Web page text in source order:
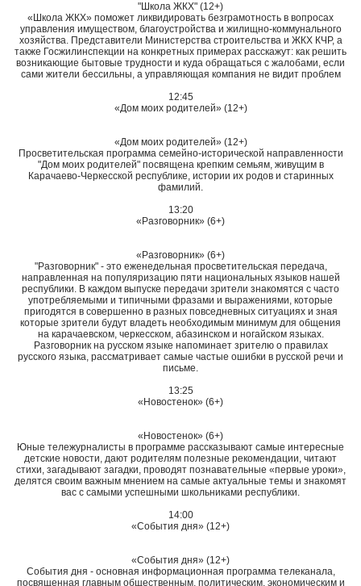
"Школа ЖКХ" (12+)
«Школа ЖКХ» поможет ликвидировать безграмотность в вопросах
управления имуществом, благоустройства и жилищно-коммунального
хозяйства. Представители Министерства строительства и ЖКХ КЧР, а
также Госжилинспекции на конкретных примерах расскажут: как решить
возникающие бытовые трудности и куда обращаться с жалобами, если
сами жители бессильны, а управляющая компания не видит проблем
12:45
«Дом моих родителей» (12+)
«Дом моих родителей» (12+)
Просветительская программа семейно-исторической направленности
"Дом моих родителей" посвящена крепким семьям, живущим в
Карачаево-Черкесской республике, истории их родов и старинных
фамилий.
13:20
«Разговорник» (6+)
«Разговорник» (6+)
"Разговорник" - это еженедельная просветительская передача,
направленная на популяризацию пяти национальных языков нашей
республики. В каждом выпуске передачи зрители знакомятся с часто
употребляемыми и типичными фразами и выражениями, которые
пригодятся в совершенно в разных повседневных ситуациях и зная
которые зрители будут владеть необходимым минимум для общения
на карачаевском, черкесском, абазинском и ногайском языках.
Разговорник на русском языке напоминает зрителю о правилах
русского языка, рассматривает самые частые ошибки в русской речи и
письме.
13:25
«Новостенок» (6+)
«Новостенок» (6+)
Юные тележурналисты в программе рассказывают самые интересные
детские новости, дают родителям полезные рекомендации, читают
стихи, загадывают загадки, проводят познавательные «первые уроки»,
делятся своим важным мнением на самые актуальные темы и знакомят
вас с самыми успешными школьниками республики.
14:00
«События дня» (12+)
«События дня» (12+)
События дня - основная информационная программа телеканала,
посвященная главным общественным, политическим, экономическим и